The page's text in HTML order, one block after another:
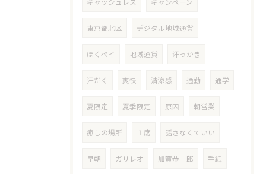
東京都北区 デジタル地域通貨
ほくペイ 地域通貨 汗っかき
汗だく 爽快 清涼感 通勤 通学
夏限定 夏季限定 原因 朝営業
癒しの場所 １席 話さなくていい
早朝 ガリレオ 加賀恭一郎 手紙